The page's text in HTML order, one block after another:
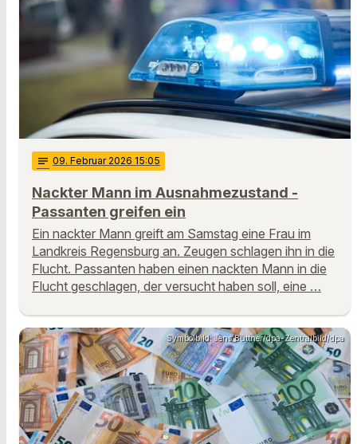
notes 09. Februar 2026 15:05
Nackter Mann im Ausnahmezustand -
Passanten greifen ein
Ein nackter Mann greift am Samstag eine Frau im
Landkreis Regensburg an. Zeugen schlagen ihn in die
Flucht. Passanten haben einen nackten Mann in die
Flucht geschlagen, der versucht haben soll, eine …
Symbolbild: Jens Büttner/dpa-Zentralbild/dpa